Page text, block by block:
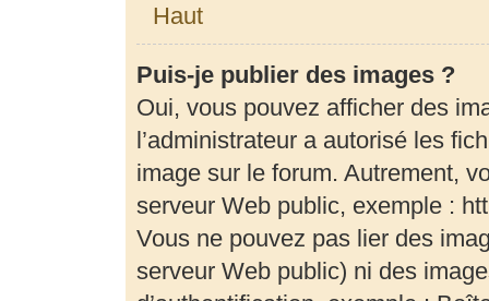
Haut
Puis-je publier des images ?
Oui, vous pouvez afficher des
l’administrateur a autorisé les
image sur le forum. Autrement,
serveur Web public, exemple :
Vous ne pouvez pas lier des
serveur Web public) ni des